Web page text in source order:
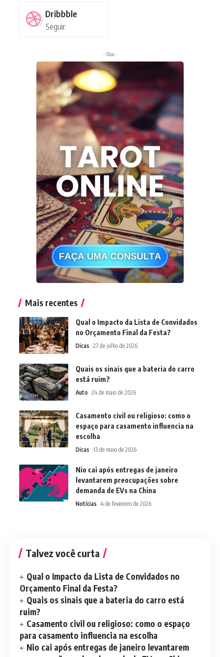
Dribbble
Seguir
- Dica -
Mais recentes
Qual o Impacto da Lista de Convidados
no Orçamento Final da Festa?
Dicas 27 de julho de 2026
Quais os sinais que a bateria do carro
está ruim?
Auto 24 de maio de 2026
Casamento civil ou religioso: como o
espaço para casamento influencia na
escolha
Dicas 13 de maio de 2026
Nio cai após entregas de janeiro
levantarem preocupações sobre
demanda de EVs na China
Notícias 4 de fevereiro de 2026
Talvez você curta
Qual o Impacto da Lista de Convidados no
Orçamento Final da Festa?
Quais os sinais que a bateria do carro está
ruim?
Casamento civil ou religioso: como o espaço
para casamento influencia na escolha
Nio cai após entregas de janeiro levantarem